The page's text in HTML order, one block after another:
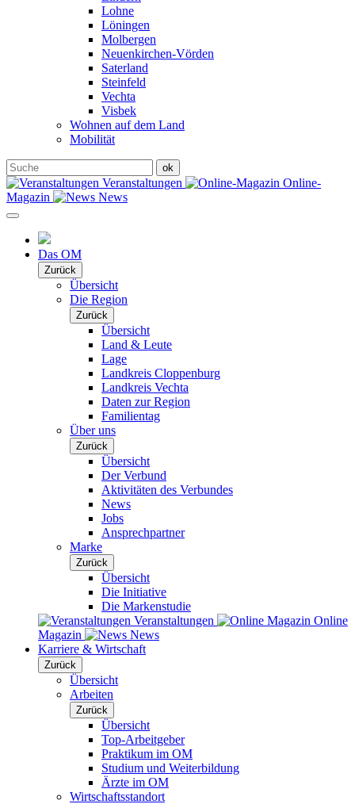
Lohne
Löningen
Molbergen
Neuenkirchen-Vörden
Saterland
Steinfeld
Vechta
Visbek
Wohnen auf dem Land
Mobilität
Veranstaltungen
Online-
Magazin
News
Das OM
Zurück
Übersicht
Die Region
Zurück
Übersicht
Land & Leute
Lage
Landkreis Cloppenburg
Landkreis Vechta
Daten zur Region
Familientag
Über uns
Zurück
Übersicht
Der Verbund
Aktivitäten des Verbundes
News
Jobs
Ansprechpartner
Marke
Zurück
Übersicht
Die Initiative
Die Markenstudie
Veranstaltungen
Online
Magazin
News
Karriere & Wirtschaft
Zurück
Übersicht
Arbeiten
Zurück
Übersicht
Top-Arbeitgeber
Praktikum im OM
Studium und Weiterbildung
Ärzte im OM
Wirtschaftsstandort